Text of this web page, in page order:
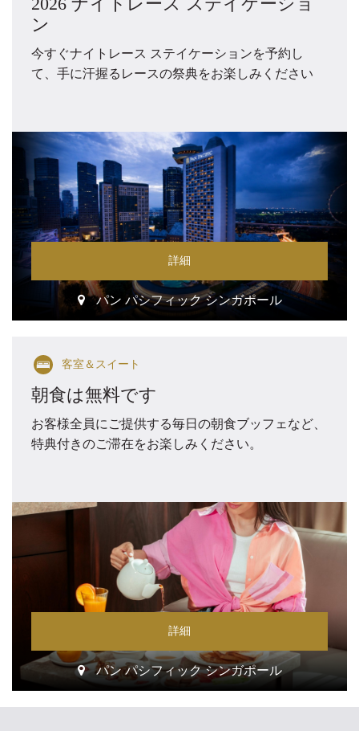
ン
今すぐナイトレース ステイケーションを予約し
て、手に汗握るレースの祭典をお楽しみください
詳細
パン パシフィック シンガポール
客室＆スイート
朝食は無料です
お客様全員にご提供する毎日の朝食ブッフェなど、
特典付きのご滞在をお楽しみください。
詳細
パン パシフィック シンガポール